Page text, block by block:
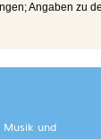
Angaben zu
Musik und